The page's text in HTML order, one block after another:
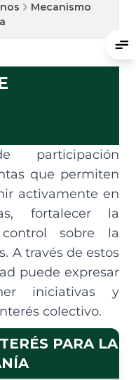
Mecanismo
participación
que permiten
activamente en
fortalecer la
sobre la
A través de estos
puede expresar
iniciativas y
colectivo.
PARA LA